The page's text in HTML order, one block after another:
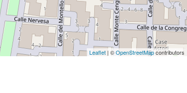
Leaflet | ©OpenStreetMapcontributors